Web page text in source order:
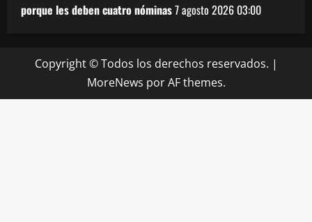
porque les deben cuatro nóminas7 agosto 2026 03:00
Copyright © Todos los derechos reservados. |
MoreNews por AF themes.